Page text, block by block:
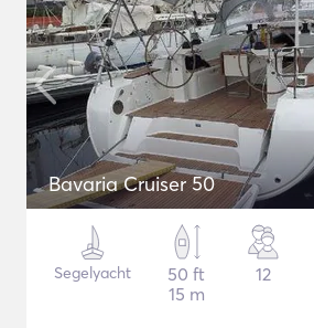
Bavaria Cruiser 50
Segelyacht
50 ft
15 m
12